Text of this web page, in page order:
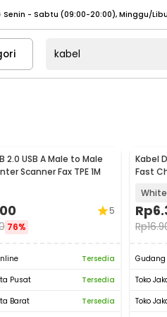
Senin - Jumat (07:00 - 20:00),
Senin - Sabtu (09:00-20:00), Minggu/
2.0 USB A Male to Male
Scanner Fax TPE 1M
76%
5
Tersedia
Pusat
Tersedia
Barat
Tersedia
Kabel
Fast
White
Rp
Rp
Gudang
Toko
Toko